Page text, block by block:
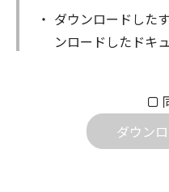
ダウンロードした
ンロードしたドキ
社は一切の責任を
ルの内容などの変
ダウン